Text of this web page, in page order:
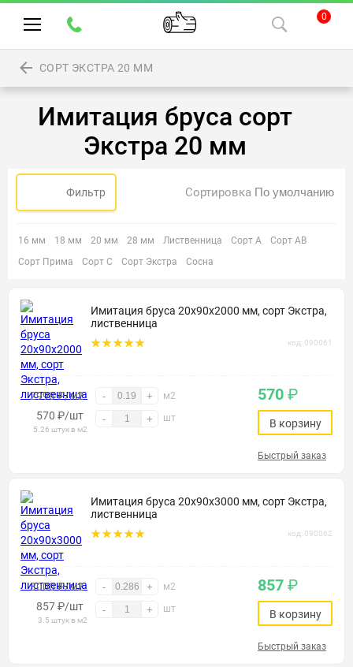
0
СОРТ ЭКСТРА 20 ММ
Имитация бруса сорт
Экстра 20 мм
Фильтр Сортировка
16 мм 18 мм 20 мм 28 мм Лиственница Сорт А
Сорт АВ
Сорт Прима
Сорт С Сорт Экстра Сосна
Имитация бруса 20х90х2000 мм, сорт Экстра,
лиственница
код: 090061
2998 ₽/м2 - + м2
570 ₽/шт
5.26 штук в м2
- + шт
570 ₽
В корзину
Быстрый заказ
Имитация бруса 20х90х3000 мм, сорт Экстра,
лиственница
код: 090062
3000 ₽/м2 - + м2
857₽/шт
3.5 штук в м2
- + шт
857 ₽
В корзину
Быстрый заказ